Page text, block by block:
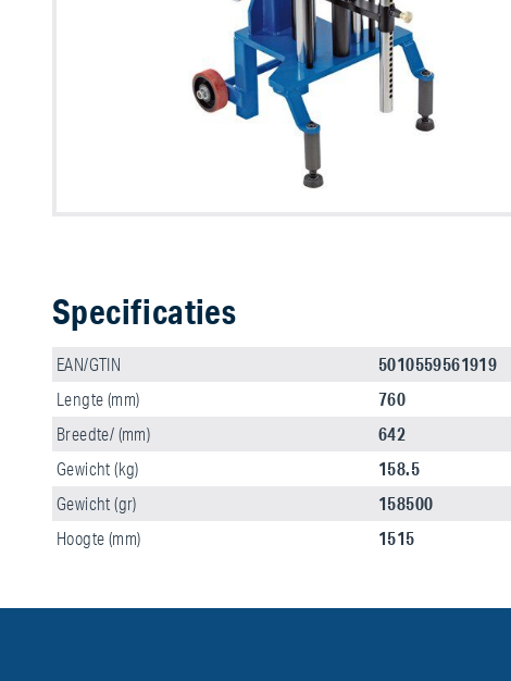
Specificaties
EAN/GTIN 5010559561919
Lengte (mm) 760
Breedte/ (mm) 642
Gewicht (kg) 158.5
Gewicht (gr) 158500
Hoogte (mm) 1515